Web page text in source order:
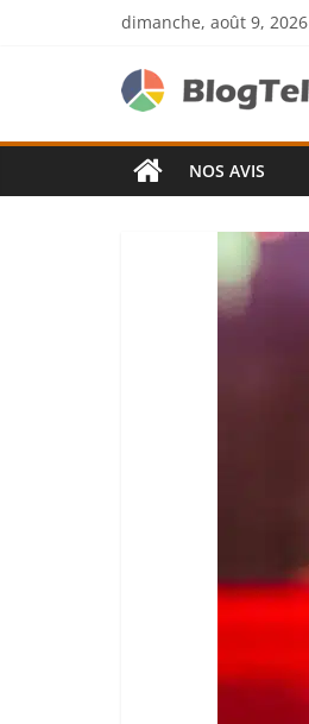
dimanche, août 9, 2026
NOS AVIS